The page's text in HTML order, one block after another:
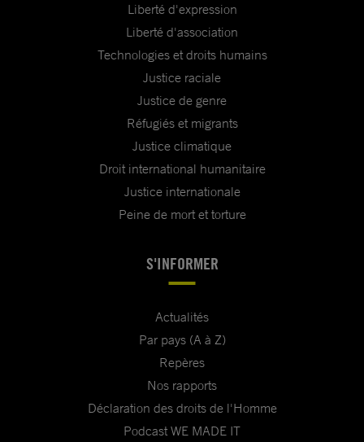
Liberté d'expression
Liberté d'association
Technologies et droits humains
Justice raciale
Justice de genre
Réfugiés et migrants
Justice climatique
Droit international humanitaire
Justice internationale
Peine de mort et torture
S'INFORMER
Actualités
Par pays (A à Z)
Repères
Nos rapports
Déclaration des droits de l'Homme
Podcast WE MADE IT